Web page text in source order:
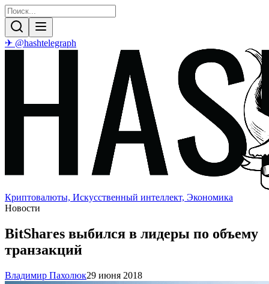
✈ @hashtelegraph
Криптовалюты, Искусственный интеллект, Экономика
Новости
BitShares выбился в лидеры по объему
транзакций
Владимир Пахолюк29 июня 2018